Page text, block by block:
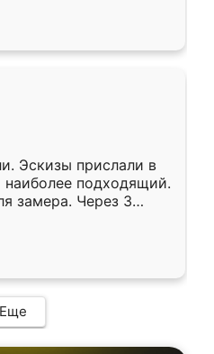
Эскизы прислали в
подходящий.
замера. Через 3
готова. Остались
Ренессанс
работу!
Еще